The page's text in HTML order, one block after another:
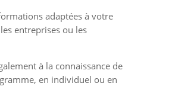
adaptées à votre
entreprises ou les
à la connaissance de
en individuel ou en